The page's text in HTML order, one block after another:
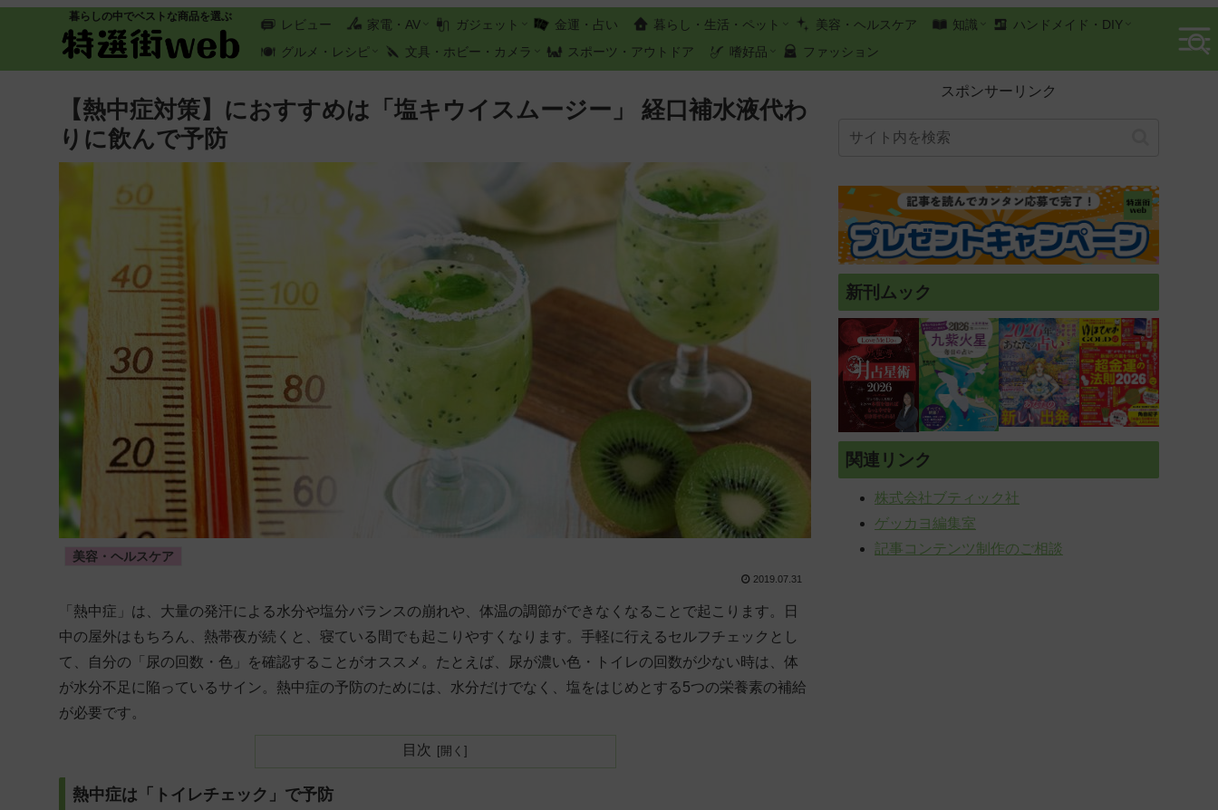
暮らしの中でベストな商品を選ぶ
レビュー 家電・AV ガジェット 金運・占い 暮らし・生活・ペット 美容・ヘルスケア 知識
ハンドメイド・DIY
グルメ・レシピ
文具・ホビー・カメラ スポーツ・アウトドア 嗜好品 ファッション
【熱中症対策】におすすめは「塩キウイスムージー」 経口補水液代わ
りに飲んで予防
美容・ヘルスケア
2019.07.31
「熱中症」は、大量の発汗による水分や塩分バランスの崩れや、体温の調節ができなくなることで起こります。日
中の屋外はもちろん、熱帯夜が続くと、寝ている間でも起こりやすくなります。手軽に行えるセルフチェックとし
て、自分の「尿の回数・色」を確認することがオススメ。たとえば、尿が濃い色・トイレの回数が少ない時は、体
が水分不足に陥っているサイン。熱中症の予防のためには、水分だけでなく、塩をはじめとする5つの栄養素の補給
が必要です。
目次
熱中症は「トイレチェック」で予防
スポンサーリンク
新刊ムック
関連リンク
株式会社ブティック社
ゲッカヨ編集室
記事コンテンツ制作のご相談